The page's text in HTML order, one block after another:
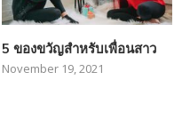
5 ของขวัญสำหรับเพื่อนสาว
November 19, 2021